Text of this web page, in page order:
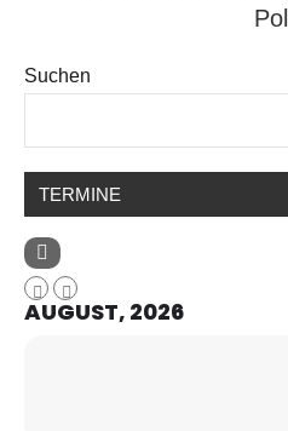
Suchen
TERMINE
AUGUST, 2026